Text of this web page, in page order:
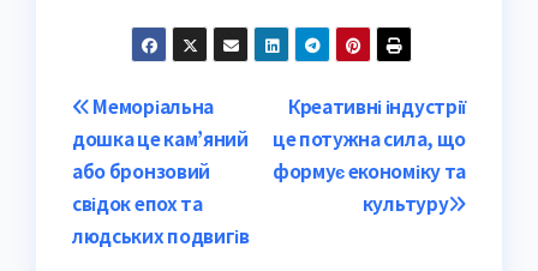
Post
navigation
Креативні індустрії
це потужна сила, що
формує економіку та
культуру
Меморіальна
дошка це кам’яний
або бронзовий
свідок епох та
людських подвигів